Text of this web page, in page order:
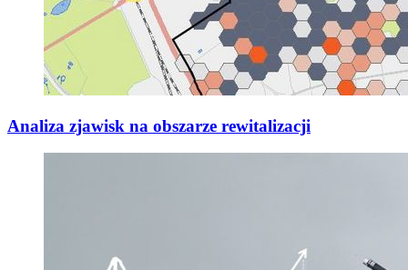
Analiza zjawisk na obszarze rewitalizacji